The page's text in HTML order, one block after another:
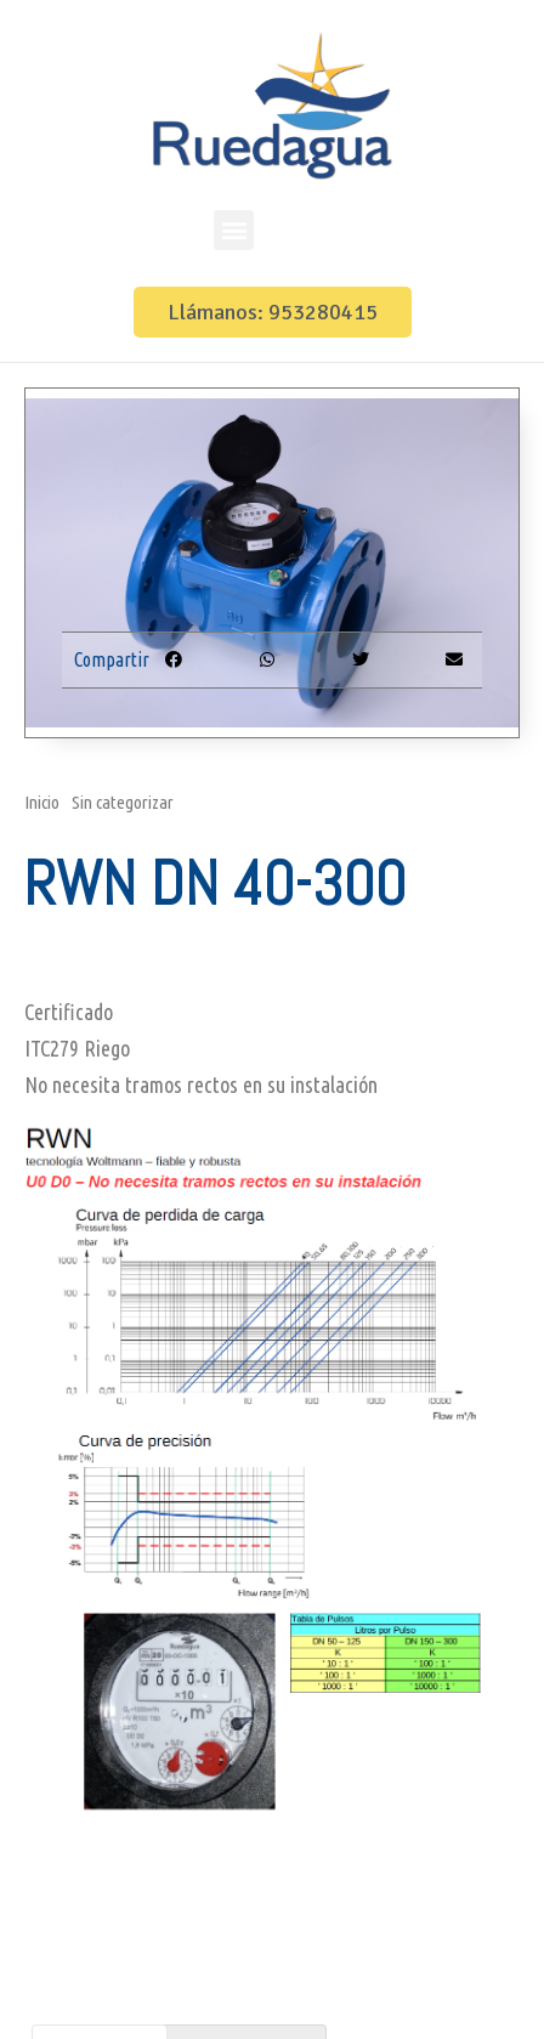
Llámanos: 953280415
Inicio Sin categorizar
RWN DN 40-300
Certificado
ITC279 Riego
No necesita tramos rectos en su instalación
Compartir